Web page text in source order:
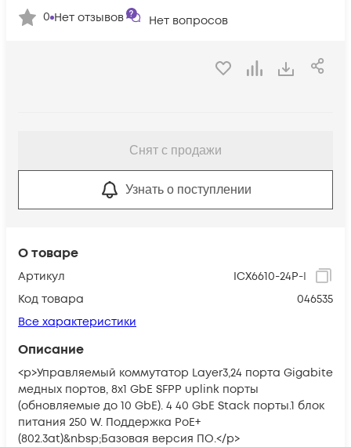
О товаре
Артикул
ICX6610-24P-I
Код товара
046535
Все характеристики
Описание
<p>Управляемый коммутатор Layer3,24 порта Gigabite
медных портов, 8x1 GbE SFPP uplink порты
(обновляемые до 10 GbE). 4 40 GbE Stack порты.1 блок
питания 250 W. Поддержка PoE+
(802.3at)&nbsp;Базовая версия ПО.</p>
0 Нет отзывов Нет вопросов
Снят с продажи
Узнать о поступлении